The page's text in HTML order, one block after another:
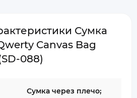
Сумка
Canvas Bag
088)
Сумка через плечо;